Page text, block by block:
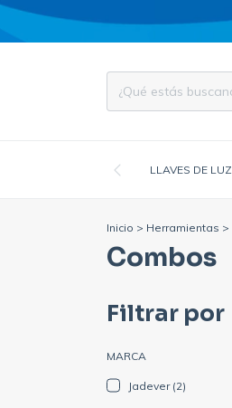
LLAVES DE LUZ
Inicio > Herramientas >
Combos
Filtrar por
MARCA
Jadever (2)